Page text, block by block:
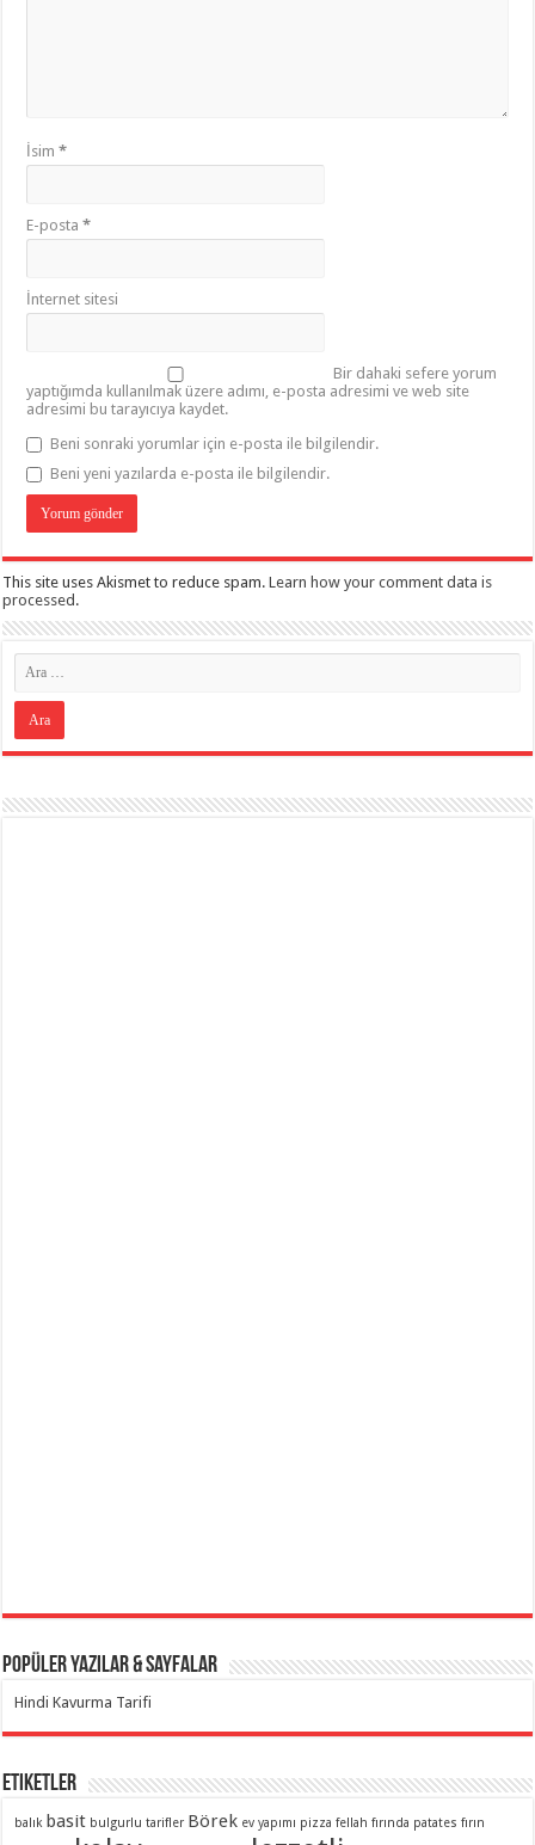
İsim*
E-posta*
İnternet sitesi
Bir dahaki sefere yorum
yaptığımda kullanılmak üzere adımı, e-posta adresimi ve web site
adresimi bu tarayıcıya kaydet.
Beni sonraki yorumlar için e-posta ile bilgilendir.
Beni yeni yazılarda e-posta ile bilgilendir.
This site uses Akismet to reduce spam.Learn how your comment data is
processed .
Popüler Yazılar & Sayfalar
Hindi Kavurma Tarifi
Etiketler
balık basit bulgurlu tarifler Börek ev yapımı pizza fellah fırında patates fırın